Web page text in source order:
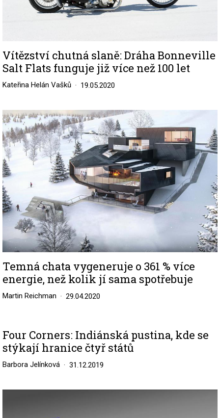
Vítězství chutná slaně: Dráha Bonneville
Salt Flats funguje již více než 100 let
Kateřina Helán Vašků 19.05.2020
Image
Temná chata vygeneruje o 361 % více
energie, než kolik jí sama spotřebuje
Martin Reichman 29.04.2020
Four Corners: Indiánská pustina, kde se
stýkají hranice čtyř států
Barbora Jelínková 31.12.2019